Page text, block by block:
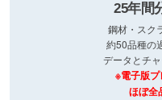
25年間
鋼材・スク
約50品種の
データとチャ
※電子版
ほぼ全